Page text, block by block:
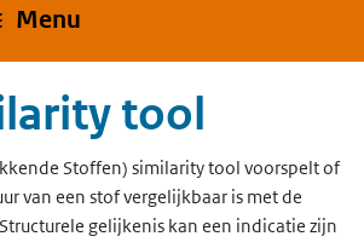
Menu
tool
Stoffen) similarity tool voorspelt of
van een stof vergelijkbaar is met de
in een nieuw tabblad)
gelijkenis kan een indicatie zijn